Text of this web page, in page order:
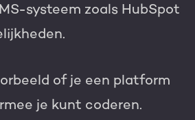
systeem zoals HubSpot
of je een platform
je kunt coderen.